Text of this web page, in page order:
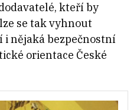
kteří by
se tak vyhnout
i nějaká bezpečnostní
orientace České